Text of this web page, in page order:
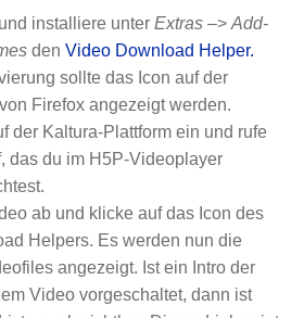
installiere unter Extras–> Add-
den Video Download Helper.
sollte das Icon auf der
Firefox angezeigt werden.
der Kaltura-Plattform ein und rufe
das du im H5P-Videoplayer
ab und klicke auf das Icon des
Helpers. Es werden nun die
angezeigt. Ist ein Intro der
Video vorgeschaltet, dann ist